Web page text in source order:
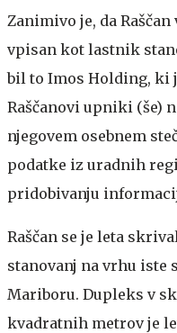
Zanimivo je, da
vpisan kot lastnik
bil to Imos Holding, ki
Raščanovi upniki (še)
njegovem osebnem
podatke iz uradnih
pridobivanju
Raščan se je leta
stanovanj na vrhu iste
Mariboru. Dupleks v
kvadratnih metrov je